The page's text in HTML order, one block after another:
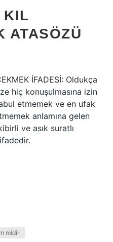
KIL
ATASÖZÜ
İFADESİ: Oldukça
hiç konuşulmasına izin
etmemek ve en ufak
anlamına gelen
ve asık suratlı
midir